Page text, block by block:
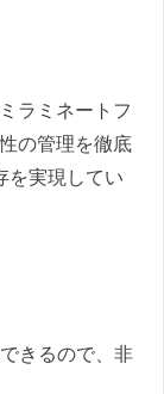
ラミネートフ
の管理を徹底
を実現してい
きるので、非